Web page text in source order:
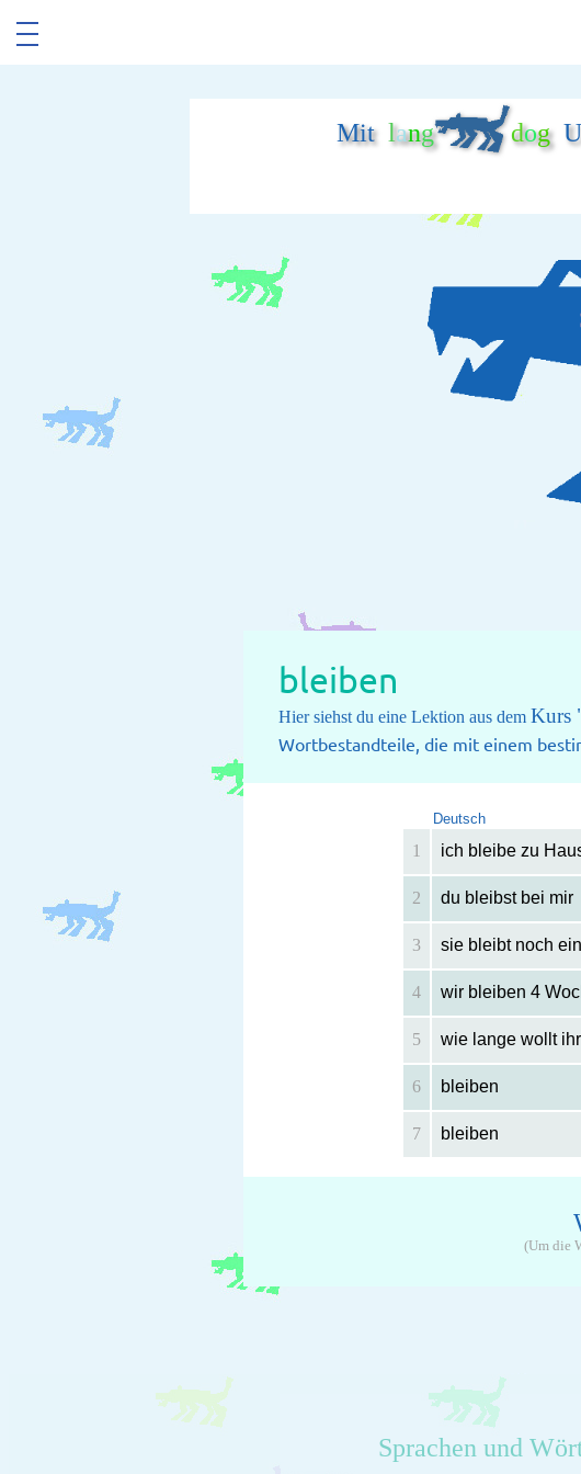
Mitlang dog
bleiben
Hier siehst du eine Lektion aus dem Kurs
Wortbestandteile, die mit einem
Deutsch
1 ich bleibe zu
2 du bleibst bei mir
3 sie bleibt noch
4 wir bleiben 4
5 wie lange wollt
6 bleiben
7 bleiben
(Um die
Sprachen und